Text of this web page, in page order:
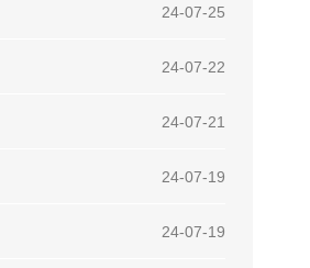
| 24-07-25
| 24-07-22
| 24-07-21
| 24-07-19
| 24-07-19